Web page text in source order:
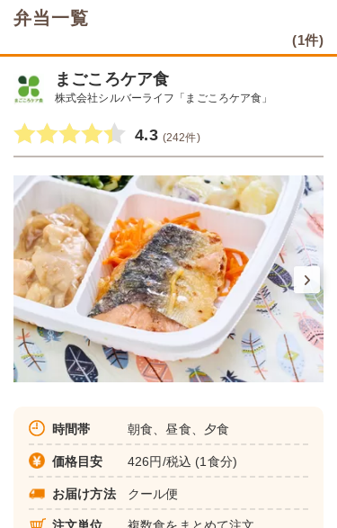
弁当一覧
(1件)
まごころケア食
株式会社シルバーライフ「まごころケア食」
4.3 (242件)
時間帯 朝食、昼食、夕食
価格目安 426円/税込 (1食分)
お届け方法 クール便